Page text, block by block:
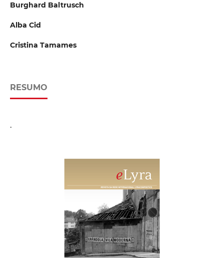
Burghard Baltrusch
Alba Cid
Cristina Tamames
RESUMO
.